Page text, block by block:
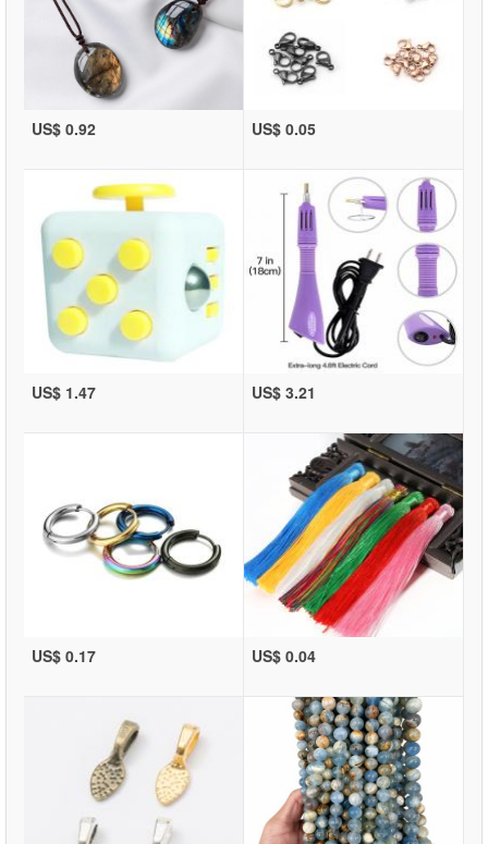
US$ 0.92 US$ 0.05
US$ 1.47 US$ 3.21
US$ 0.17 US$ 0.04